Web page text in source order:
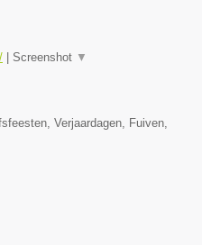
| Screenshot ▼
Verjaardagen, Fuiven,